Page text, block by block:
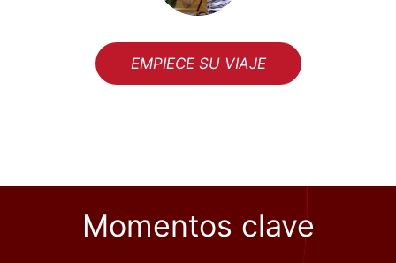
EMPIECE SU VIAJE
Momentos clave